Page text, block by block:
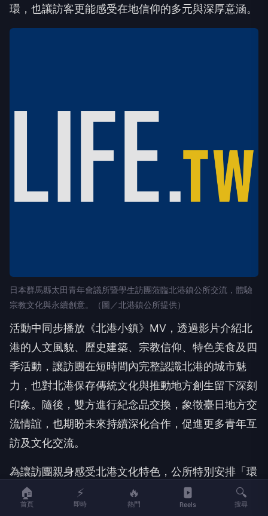
環，也讓訪客更能感受在地信仰的多元與深厚意涵。
日本群馬縣太田青年會議所暨學生訪團蒞臨北港鎮公所交流，體驗
宗教文化與永續創意。（圖／北港鎮公所提供）
活動中同步播放《北港小鎮》MV，透過影片介紹北
港的人文風貌、歷史建築、宗教信仰、特色美食及四
季活動，讓訪團在短時間內完整認識北港的城市魅
力，也對北港保存傳統文化與推動地方創生留下深刻
印象。隨後，雙方進行紀念品交換，象徵臺日地方交
流情誼，也期盼未來持續深化合作，促進更多青年互
訪及文化交流。
為讓訪團親身感受北港文化特色，公所特別安排「環
保帆布袋網版印刷DIY」體驗活動，將北港朝天宮、
武德宮、石雕媽祖等代表性12個景點設計成網版圖
🏠
首頁
⚡
即時
🔥
熱門 Reels
🔍
搜尋